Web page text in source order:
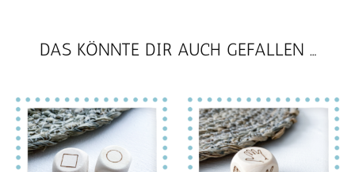
DAS KÖNNTE DIR AUCH GEFALLEN …